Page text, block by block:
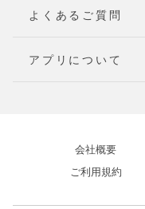
よくあるご質問
アプリについて
会社概要
ご利用規約